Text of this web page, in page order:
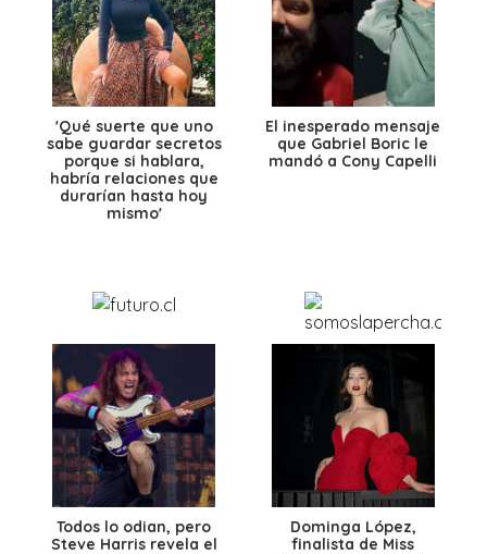
'Qué suerte que uno
sabe guardar secretos
porque si hablara,
habría relaciones que
durarían hasta hoy
mismo'
El inesperado mensaje
que Gabriel Boric le
mandó a Cony Capelli
Todos lo odian, pero
Steve Harris revela el
Dominga López,
finalista de Miss